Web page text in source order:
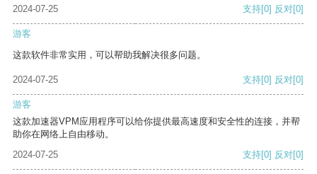
2024-07-25 支持[0] 反对[0]
游客
这款软件非常实用，可以帮助我解决很多问题。
2024-07-25 支持[0] 反对[0]
游客
这款加速器VPM应用程序可以给你提供最高速度和安全性的连接，并帮
助你在网络上自由移动。
2024-07-25
支持[0] 反对[0]